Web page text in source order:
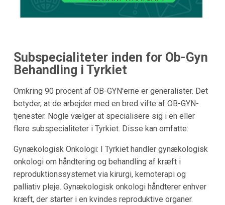
Subspecialiteter inden for Ob-Gyn
Behandling i Tyrkiet
Omkring 90 procent af OB-GYN'erne er generalister. Det
betyder, at de arbejder med en bred vifte af OB-GYN-
tjenester. Nogle vælger at specialisere sig i en eller
flere subspecialiteter i Tyrkiet. Disse kan omfatte:
Gynækologisk Onkologi: I Tyrkiet handler gynækologisk
onkologi om håndtering og behandling af kræft i
reproduktionssystemet via kirurgi, kemoterapi og
palliativ pleje. Gynækologisk onkologi håndterer enhver
kræft, der starter i en kvindes reproduktive organer.